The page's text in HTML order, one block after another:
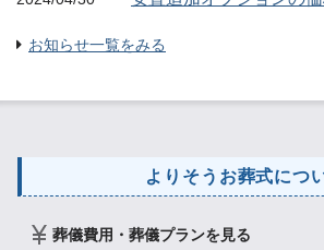
お知らせ一覧をみる
よりそうお葬式につ
葬儀費用・葬儀プランを見る